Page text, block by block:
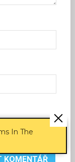
stránku pro
In The